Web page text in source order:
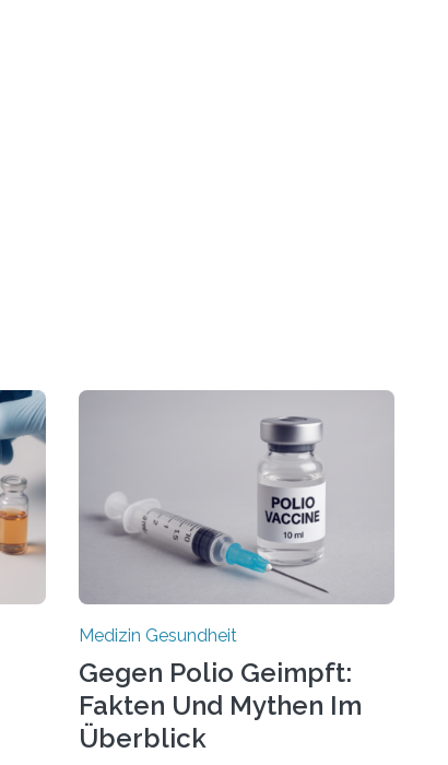
Medizin Gesundheit
Gegen Polio Geimpft:
Fakten Und Mythen Im
Überblick